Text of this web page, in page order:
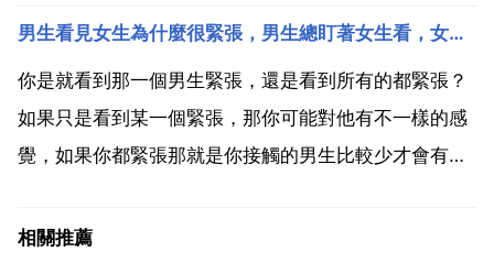
是否喜歡我們沒有把握，所以才會緊張不自信。你肯定
是初戀吧，而且還是暗戀，我記得我當初也這樣，一見
到他就不自覺...
男生看見女生為什麼很緊張，男生總盯著女生看，女生為什麼會緊張
你是就看到那一個男生緊張，還是看到所有的都緊張？
如果只是看到某一個緊張，那你可能對他有不一樣的感
覺，如果你都緊張那就是你接觸的男生比較少才會有這
天去跟不同的男生說話，不管說什麼，只是最一般的打
相關推薦